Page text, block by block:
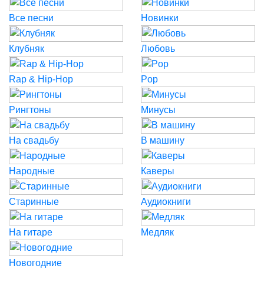
Все песни Новинки
Клубняк Любовь
Rap & Hip-Hop Pop
Рингтоны Минусы
На свадьбу В машину
Народные Каверы
Старинные Аудиокниги
На гитаре Медляк
Новогодние